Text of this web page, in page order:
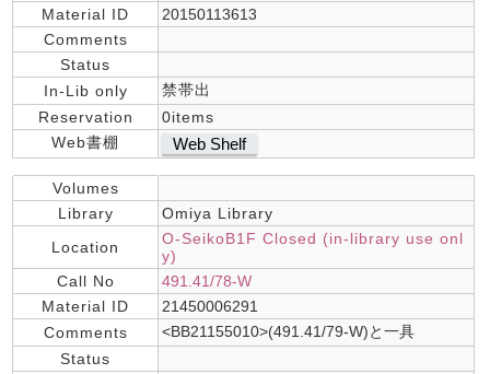
Material ID
20150113613
Comments
Status
In-Lib only
禁帯出
Reservation
0items
Web書棚
Web Shelf
Volumes
Library
Omiya Library
Location
O-SeikoB1F Closed (in-library use onl
y)
Call No
491.41/78-W
Material ID
21450006291
Comments
<BB21155010>(491.41/79-W)と一具
Status